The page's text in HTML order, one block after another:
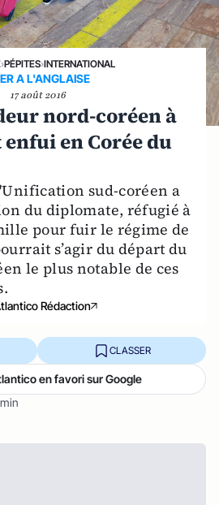
›PÉPITES›INTERNATIONAL
A L'ANGLAISE
17 août 2016
nord-coréen à
en Corée du
sud-coréen a
du diplomate, réfugié à
pour fuir le régime de
s’agir du départ du
le plus notable de ces
Rédaction
CLASSER
en favori sur Google